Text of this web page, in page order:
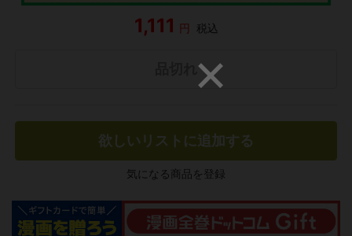
1,111 円 税込
欲しいリストに追加する
気になる商品を登録